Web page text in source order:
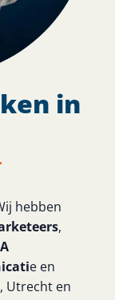
in
hebben
,
e en
Utrecht en